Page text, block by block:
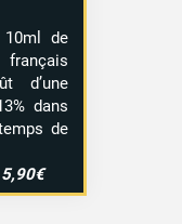
10ml de
d’une
dans
de